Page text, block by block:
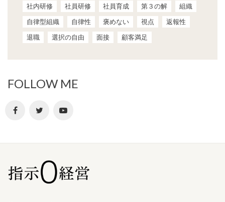
社内研修
社員研修 社員育成 第３の解
組織
自律型組織
自律性 褒めない 視点
返報性
退職
選択の自由 面接 顧客満足
FOLLOW ME